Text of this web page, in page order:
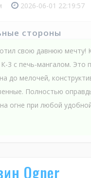
2026-06-01 22:19:57
стороны
свою давнюю мечту!
3 с печь-мангалом. Это
до мелочей,
Полностью
огне при любой
Ogner